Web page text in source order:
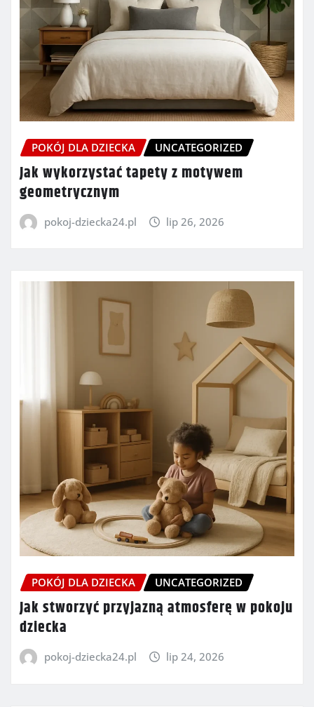
POKÓJ DLA DZIECKA UNCATEGORIZED
Jak wykorzystać tapety z motywem
geometrycznym
pokoj-dziecka24.pl lip 26, 2026
POKÓJ DLA DZIECKA UNCATEGORIZED
Jak stworzyć przyjazną atmosferę w pokoju
dziecka
pokoj-dziecka24.pl lip 24, 2026